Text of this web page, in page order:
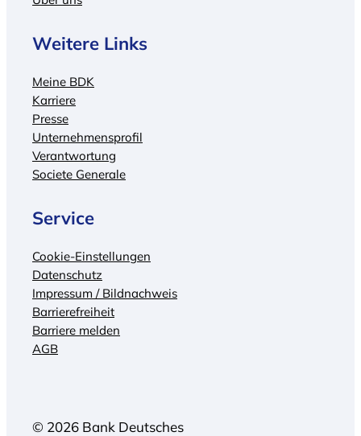
Weitere Links
Meine BDK
Karriere
Presse
Unternehmensprofil
Verantwortung
Societe Generale
Service
Cookie-Einstellungen
Datenschutz
Impressum / Bildnachweis
Barrierefreiheit
Barriere melden
AGB
© 2026 Bank Deutsches